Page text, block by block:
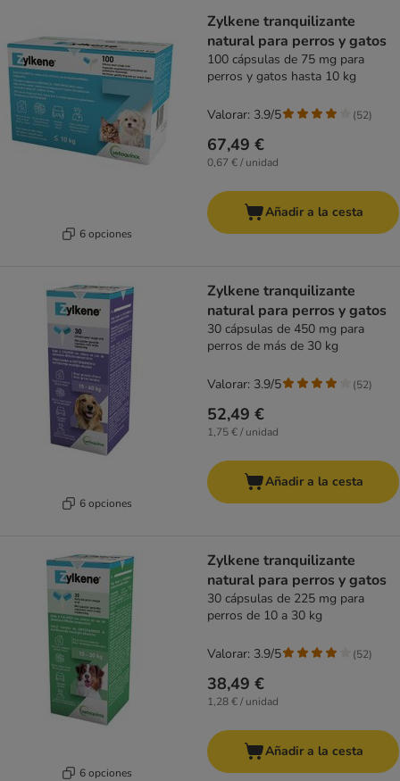
6 opciones
Zylkene tranquilizante
natural para perros y gatos
100 cápsulas de 75 mg para
perros y gatos hasta 10 kg
67,49 €
0,67 € / unidad
Valorar: 3.9/5 (52)
Añadir a la cesta
6 opciones
Zylkene tranquilizante
natural para perros y gatos
30 cápsulas de 450 mg para
perros de más de 30 kg
52,49 €
1,75 € / unidad
Valorar: 3.9/5 (52)
Añadir a la cesta
6 opciones
Zylkene tranquilizante
natural para perros y gatos
30 cápsulas de 225 mg para
perros de 10 a 30 kg
38,49 €
1,28 € / unidad
Valorar: 3.9/5 (52)
Añadir a la cesta